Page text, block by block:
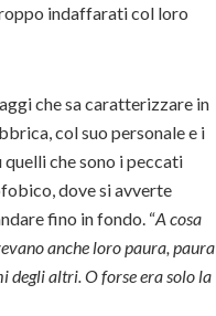
indaffarati col loro
che sa caratterizzare in
col suo personale e i
quelli che sono i peccati
dove si avverte
fino in fondo. “A cosa
anche loro paura, paura
degli altri. O forse era solo la